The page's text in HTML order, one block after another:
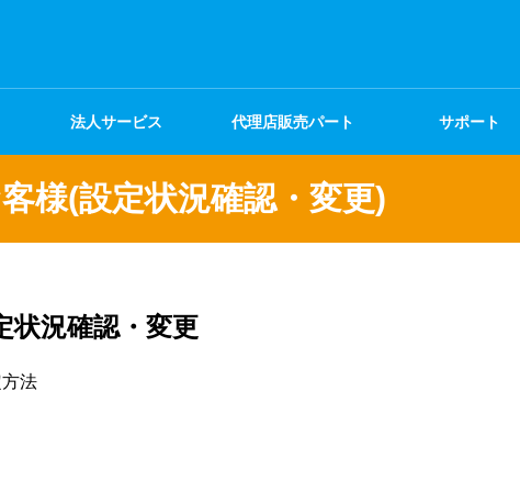
法人サービス 代理店販売パート サポート
様(設定状況確認・変更)
状況確認・変更
法